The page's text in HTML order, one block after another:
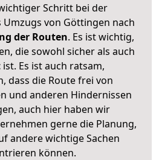
Schritt bei der
von Göttingen nach
der Routen. Es ist wichtig,
die sowohl sicher als auch
ist. Es ist auch ratsam,
dass die Route frei von
und anderen Hindernissen
auch hier haben wir
gerne die Planung,
andere wichtige Sachen
können.